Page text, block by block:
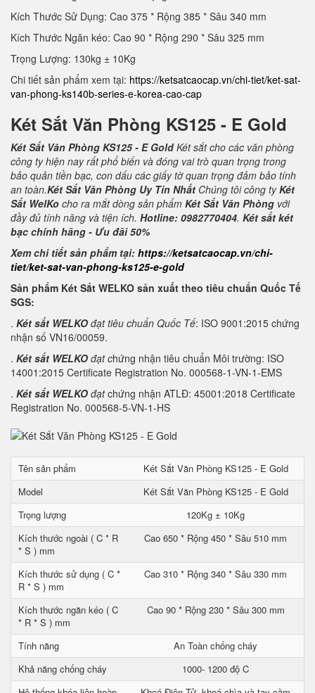
Kích Thước Sử Dụng: Cao 375 * Rộng 385 * Sâu 340 mm
Kích Thước Ngăn kéo: Cao 90 * Rộng 290 * Sâu 325 mm
Trọng Lượng: 130kg ± 10Kg
Chi tiết sản phẩm xem tại: https://ketsatcaocap.vn/chi-tiet/ket-sat-
van-phong-ks140b-series-e-korea-cao-cap
Két Sắt Văn Phòng KS125 - E Gold
Két Sắt Văn Phòng KS125 - E GoldKét sắt cho các văn phòng
công ty hiện nay rất phổ biến và đóng vai trò quan trọng trong
bảo quản tiền bạc, con dấu các giấy tờ quan trọng đảm bảo tính
an toàn.Két Sắt Văn Phòng Uy Tín Nhất Chúng tôi công tyKét
Sắt WelKo cho ra mắt dòng sản phẩm Két Sắt Văn Phòng với
đầy đủ tính năng và tiện ích. Hotline: 0982770404. Két sắt két
bạc chính hãng - Ưu đãi 50%
Xem chi tiết sản phẩm tại: https://ketsatcaocap.vn/chi-
tiet/ket-sat-van-phong-ks125-e-gold
Sản phẩm Két Sắt WELKO sản xuất theo tiêu chuẩn Quốc Tế
SGS:
. Két sắt WELKO đạt tiêu chuẩn Quốc Tế: ISO 9001:2015 chứng
nhận số VN16/00059.
. Két sắt WELKO đạt chứng nhận tiêu chuẩn Môi trường: ISO
14001:2015 Certificate Registration No. 000568-1-VN-1-EMS
. Két sắt WELKO đạtchứng nhận ATLĐ: 45001:2018 Certificate
Registration No. 000568-5-VN-1-HS
Tên sản phẩm
Két Sắt Văn Phòng KS125 - E Gold
Model
Két Sắt Văn Phòng KS125 - E Gold
Trọng lượng
120Kg ± 10Kg
Kích thước ngoài ( C * R
* S ) mm
Cao 650 * Rộng 450 * Sâu 510 mm
Kích thước sử dụng ( C *
R * S ) mm
Cao 310 * Rộng 340 * Sâu 330 mm
Kích thước ngăn kéo ( C
* R * S ) mm
Cao 90 * Rộng 230 * Sâu 300 mm
Tính năng
An Toàn chống cháy
Khả năng chống cháy
1000- 1200 độ C